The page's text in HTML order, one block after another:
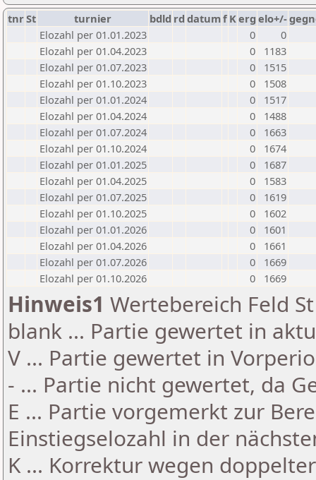
tnrSt turnier bdld rd datumf Kerg elo+/-
Elozahl per 01.01.2023
0
0
Elozahl per 01.04.2023
0
1183
Elozahl per 01.07.2023
0
1515
Elozahl per 01.10.2023
0
1508
Elozahl per 01.01.2024
0
1517
Elozahl per 01.04.2024
0
1488
Elozahl per 01.07.2024
0
1663
Elozahl per 01.10.2024
0
1674
Elozahl per 01.01.2025
0
1687
Elozahl per 01.04.2025
0
1583
Elozahl per 01.07.2025
0
1619
Elozahl per 01.10.2025
0
1602
Elozahl per 01.01.2026
0
1601
Elozahl per 01.04.2026
0
1661
Elozahl per 01.07.2026
0
1669
Elozahl per 01.10.2026
0 1669
Hinweis1 Wertebereich Feld
blank ... Partie gewertet in
V ... Partie gewertet in
- ... Partie nicht gewertet, da
E ... Partie vorgemerkt zur
Einstiegselozahl in der
K ... Korrektur wegen